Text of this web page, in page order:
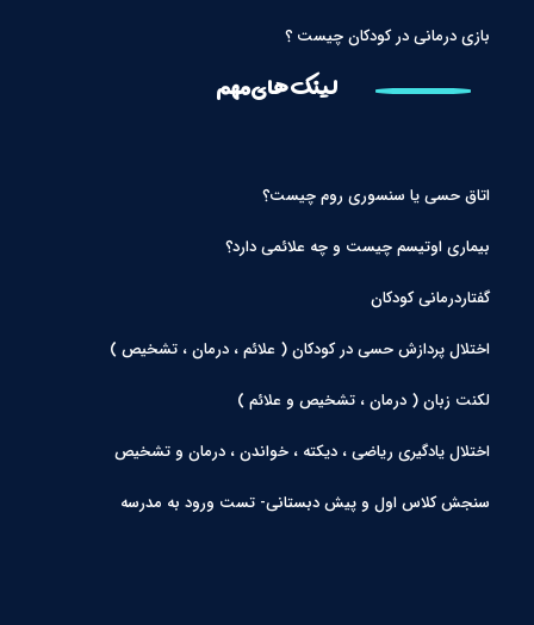
بازی درمانی در کودکان چیست ؟
لینک های مهم
اتاق حسی یا سنسوری روم چیست؟
بیماری اوتیسم چیست و چه علائمی دارد؟
گفتاردرمانی کودکان
اختلال پردازش حسی در کودکان ( علائم ، درمان ، تشخیص )
لکنت زبان ( درمان ، تشخیص و علائم )
اختلال یادگیری ریاضی ، دیکته ، خواندن ، درمان و تشخیص
سنجش کلاس اول و پیش دبستانی- تست ورود به مدرسه